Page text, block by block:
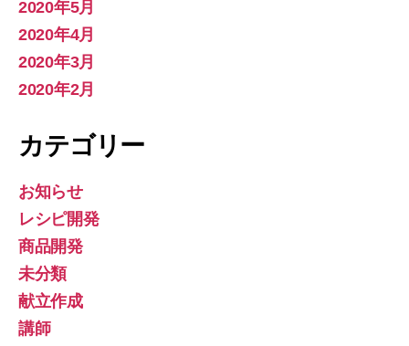
2020年5月
2020年4月
2020年3月
2020年2月
カテゴリー
お知らせ
レシピ開発
商品開発
未分類
献立作成
講師